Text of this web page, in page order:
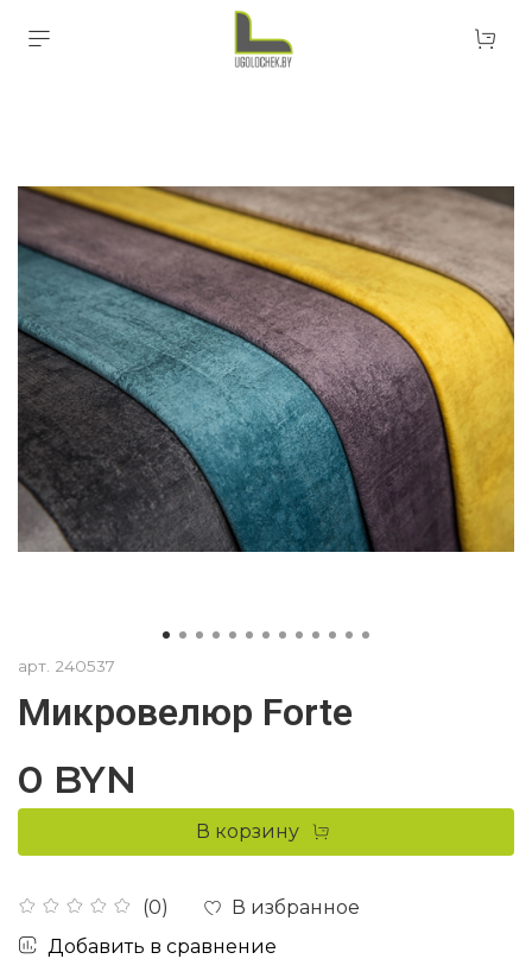
арт. 240537
Микровелюр Forte
(0)
В избранное
Добавить в сравнение
0 BYN
В корзину